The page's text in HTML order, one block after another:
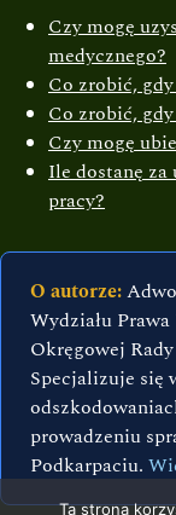
Czy mogę
medycznego?
Co zrobić,
Co zrobić,
Czy mogę
Ile dostanę
pracy?
O autorze:
Wydziału
Okręgowej
Specjalizuje się
prowadzeniu
Podkarpaciu.
Ta strona